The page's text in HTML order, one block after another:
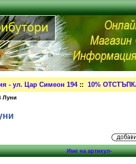
- ул. Цар Симеон 194:: 10%
Луни
Име на артикул-